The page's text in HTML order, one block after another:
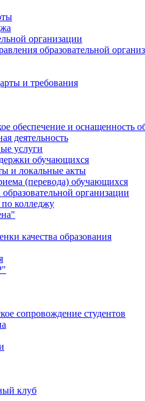
организации
образовательной
и требования
обеспечение и оснащенность
деятельность
услуги
обучающихся
и локальные акты
(перевода) обучающихся
организации
по колледжу
качества образования
сопровождение студентов
клуб